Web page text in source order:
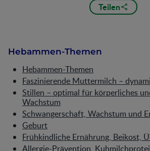
Teilen
Hebammen-Themen
Hebammen-Themen
Faszinierende Muttermilch –
Stillen – optimal für körperliches
Wachstum
Schwangerschaft, Wachstum und
Geburt
Frühkindliche Ernährung, Beikost,
Allergie-Prävention,